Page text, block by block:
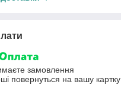
замовлення
повернуться на вашу картку